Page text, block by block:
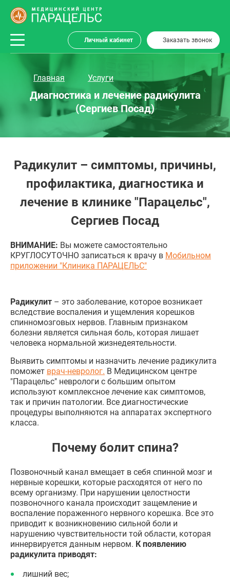
Личный кабинет Заказать звонок
Главная Услуги
Диагностика и лечение радикулита
(Сергиев Посад)
Радикулит – симптомы, причины,
профилактика, диагностика и
лечение в клинике "Парацельс",
Сергиев Посад
ВНИМАНИЕ: Вы можете самостоятельно
КРУГЛОСУТОЧНО записаться к врачу в Мобильном
приложении "Клиника ПАРАЦЕЛЬС"
Радикулит – это заболевание, которое возникает
вследствие воспаления и ущемления корешков
спинномозговых нервов. Главным признаком
болезни является сильная боль, которая лишает
человека нормальной жизнедеятельности.
Выявить симптомы и назначить лечение радикулита
поможет врач-невролог. В Медицинском центре
"Парацельс" неврологи с большим опытом
используют комплексное лечение как симптомов,
так и причин патологии. Все диагностические
процедуры выполняются на аппаратах экспертного
класса.
Почему болит спина?
Позвоночный канал вмещает в себя спинной мозг и
нервные корешки, которые расходятся от него по
всему организму. При нарушении целостности
позвоночного канала происходит защемление и
воспаление пораженного нервного корешка. Все это
приводит к возникновению сильной боли и
нарушению чувствительности той области, которая
иннервируется данным нервом. К появлению
радикулита приводят:
лишний вес;